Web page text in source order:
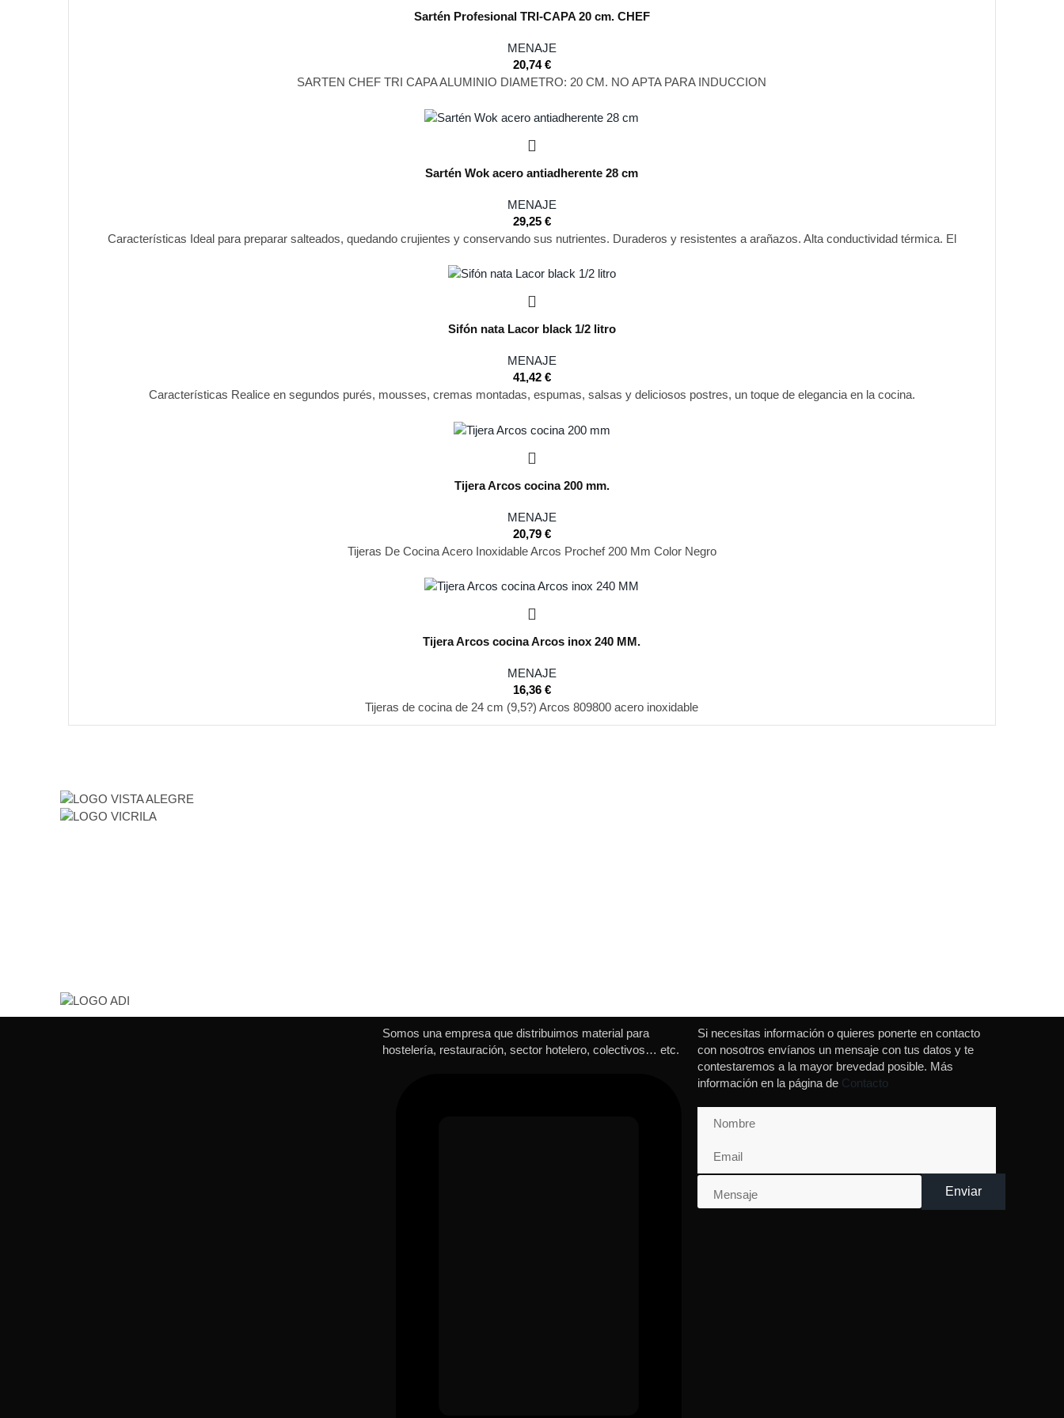
Sartén Profesional TRI-CAPA 20 cm. CHEF
MENAJE
20,74€
SARTEN CHEF TRI CAPA ALUMINIO DIAMETRO: 20 CM. NO APTA PARA INDUCCION
Sartén Wok acero antiadherente 28 cm
MENAJE
29,25 €
Características Ideal para preparar salteados, quedando crujientes y conservando sus nutrientes. Duraderos y resistentes a arañazos. Alta conductividad térmica. El
Sifón nata Lacor black 1/2 litro
MENAJE
41,42 €
Características Realice en segundos purés, mousses, cremas montadas, espumas, salsas y deliciosos postres, un toque de elegancia en la cocina.
Tijera Arcos cocina 200 mm.
MENAJE
20,79 €
Tijeras De Cocina Acero Inoxidable Arcos Prochef 200 Mm Color Negro
Tijera Arcos cocina Arcos inox 240 MM.
MENAJE
16,36 €
Tijeras de cocina de 24 cm (9,5?) Arcos 809800 acero inoxidable
Somos una empresa que distribuimos material para
hostelería, restauración, sector hotelero, colectivos… etc.
Si necesitas información o quieres ponerte en contacto
con nosotros envíanos un mensaje con tus datos y te
contestaremos a la mayor brevedad posible. Más
información en la página de Contacto
Enviar